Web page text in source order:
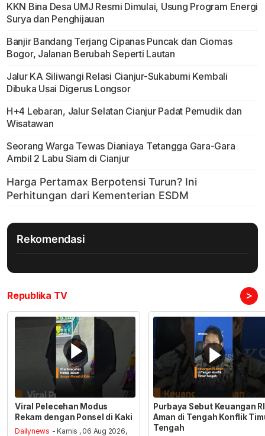
KKN Bina Desa UMJ Resmi Dimulai, Usung Program Energi
Surya dan Penghijauan
Banjir Bandang Terjang Cipanas Puncak dan Ciomas
Bogor, Jalanan Berubah Seperti Lautan
Jalur KA Siliwangi Relasi Cianjur-Sukabumi Kembali
Dibuka Usai Digerus Longsor
H+4 Lebaran, Jalur Selatan Cianjur Padat Pemudik dan
Wisatawan
Seorang Warga Tewas Dianiaya Tetangga Gara-Gara
Ambil 2 Labu Siam di Cianjur
Rekomendasi
Republika TV >
Viral Pelecehan Modus
Rekam dengan Ponsel di Kaki
Dailynews - Kamis , 06 Aug 2026,
Purbaya Sebut Keuangan RI
Aman di Tengah Konflik
Tengah